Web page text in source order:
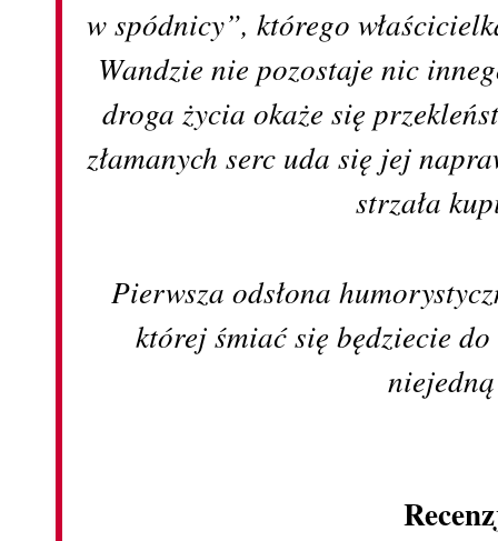
w spódnicy”, którego
Wandzie nie pozostaje nic
droga życia okaże się
złamanych serc uda się jej
strzała
Pierwsza odsłona
której śmiać się będziecie
niejedną